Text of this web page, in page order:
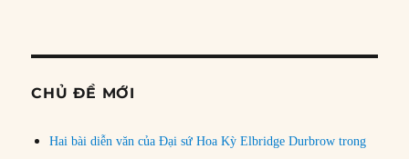
CHỦ ĐỀ MỚI
Hai bài diễn văn của Đại sứ Hoa Kỳ Elbridge Durbrow trong